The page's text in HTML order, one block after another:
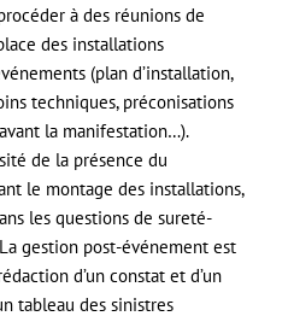
à des réunions de
des installations
(plan d’installation,
techniques, préconisations
la manifestation…).
de la présence du
le montage des installations,
les questions de sureté-
gestion post-événement est
d’un constat et d’un
tableau des sinistres